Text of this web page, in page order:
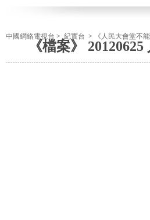
中國網絡電視台 >紀實台 > 《人民大會堂不
《檔案》